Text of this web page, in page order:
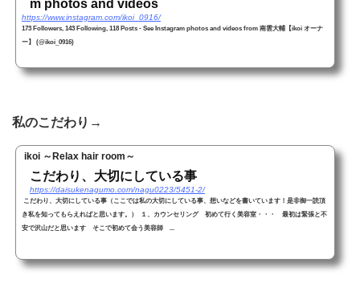
m photos and videos
https://www.instagram.com/ikoi_0916/
173 Followers, 143 Following, 118 Posts - See Instagram photos and videos from 南雲大輔【ikoi オーナ
ー】 (@ikoi_0916)
私のこだわり→
ikoi ～Relax hair room～
こだわり、大切にしている事
https://daisukenagumo.com/nagu0223/5451-2/
こだわり、大切にしている事（ここでは私の大切にしている事、想いなどを書いています！是非御一読頂
き私を知ってもらえればと思います。） １、カウンセリング 初めて行く美容室・・・ 最初は緊張と不
安で沢山だと思います そこで初めて会う美容師 ...